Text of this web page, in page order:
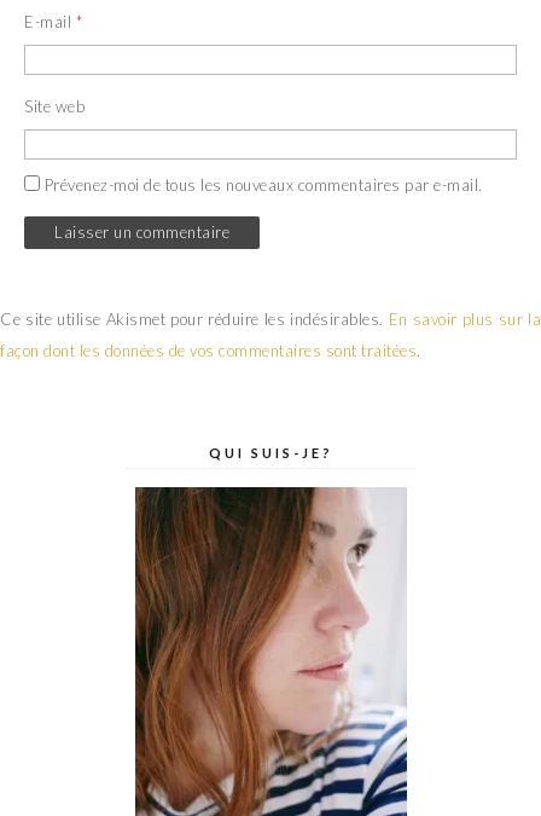
E-mail *
Site web
Prévenez-moi de tous les nouveaux commentaires par e-mail.
Ce site utilise Akismet pour réduire les indésirables. En savoir plus sur la
façon dont les données de vos commentaires sont traitées.
QUI SUIS-JE?